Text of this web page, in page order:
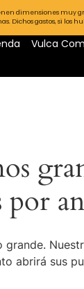
dimensiones muy
Dichos gastos, si los
Vulca
por
grande.
abrirá sus